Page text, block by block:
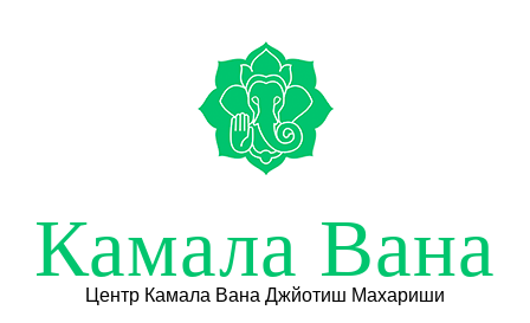
Камала Вана
Центр Камала Вана Джйотиш Махариши